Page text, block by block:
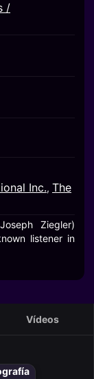
/
Inc., The
Ziegler)
listener in
Vídeos